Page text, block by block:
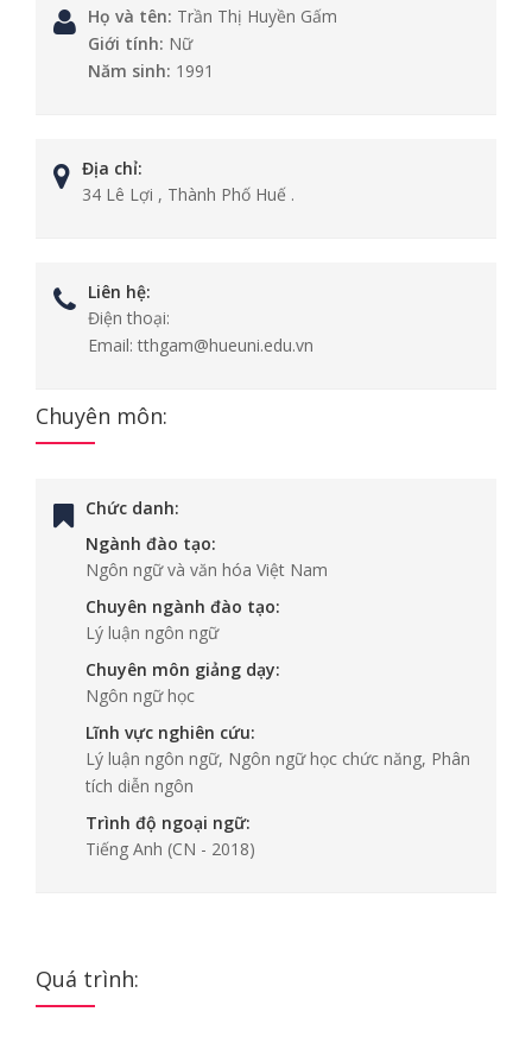
Họ và tên: Trần Thị Huyền Gấm
Giới tính: Nữ
Năm sinh: 1991
Địa chỉ:
34 Lê Lợi , Thành Phố Huế .
Liên hệ:
Điện thoại:
Email: tthgam@hueuni.edu.vn
Chuyên môn:
Chức danh:
Ngành đào tạo:
Ngôn ngữ và văn hóa Việt Nam
Chuyên ngành đào tạo:
Lý luận ngôn ngữ
Chuyên môn giảng dạy:
Ngôn ngữ học
Lĩnh vực nghiên cứu:
Lý luận ngôn ngữ, Ngôn ngữ học chức năng, Phân
tích diễn ngôn
Trình độ ngoại ngữ:
Tiếng Anh (CN - 2018)
Quá trình: